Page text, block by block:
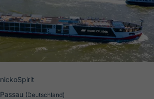
nickoSpirit
Passau (Deutschland)